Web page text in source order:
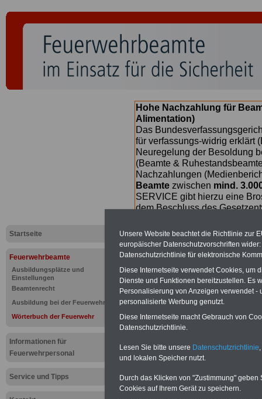
Startseite
Feuerwehrbeamte
Ausbildungsplätze und
Einstellungen
Beamtenrecht
Ausbildung bei der Feuerwehr
Wörterbuch der Feuerwehr
Informationen für
Feuerwehrpersonal
Service und Tipps
Hohe Nachzahlung für
Alimentation)
Das
für verfassungs-widrig erklärt
Neuregelung der Besoldung
(Beamte &
Nachzahlungen
Beamte zwischen mind.
SERVICE gibt hierzu eine
dem Beschluss des
Einsatz-
Stadt
...
DIE
ARNSBERG
Unsere Website beachtet die Richtlinie zur
europäischer Datenschutzvorschriften
Datenschutzrichtlinie für elektronische
Diese Internetseite verwendet Cookies, um
Dienste und Funktionen bereitzustellen. Es
Personalisierung von Anzeigen verwendet
personalisierte Werbung genutzt.
Diese Internetseite macht Gebrauch von
Datenschutzrichtlinie.
Lesen Sie bitte unsere Datenschutzrichtlinie
und lokalen Speicher nutzt.
Durch das Klicken von "Zustimmung"
Cookies auf Ihrem Gerät zu speichern.